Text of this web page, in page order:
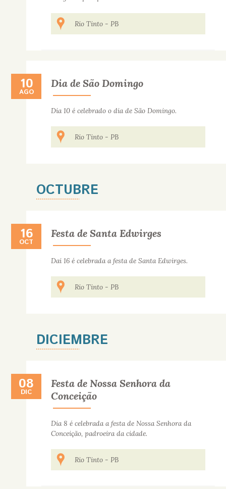
Rio Tinto -PB
Dia de São Domingo
10 DE AGOSTO
10
AGO
Dia 10 é celebrado o dia de São Domingo.
Rio Tinto -PB
OCTUBRE
Festa de Santa Edwirges
16 DE OCTUBRE
16
OCT
Dai 16 é celebrada a festa de Santa Edwirges.
Rio Tinto -PB
DICIEMBRE
Festa de Nossa Senhora da
Conceição
08 DE DICIEMBRE
08
DIC
Dia 8 é celebrada a festa de Nossa Senhora da
Conceição, padroeira da cidade.
Rio Tinto -PB